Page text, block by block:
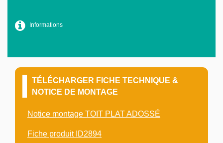
Informations
TÉLÉCHARGER FICHE TECHNIQUE &
NOTICE DE MONTAGE
Notice montage TOIT PLAT ADOSSÉ
Fiche produit ID2894